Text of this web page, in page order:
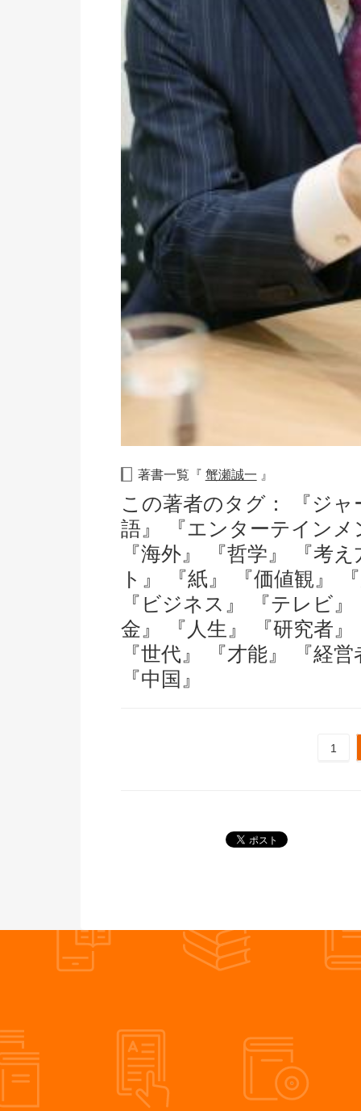
著書一覧『 蟹瀬誠一 』
この著者のタグ：
『ジ
語』
『エンターテイン
『海外』
『哲学』
『考
ト』
『紙』 『価値観』
『ビジネス』
『テレビ』
金』
『人生』 『研究者』
『世代』
『才能』
『経
『中国』
1